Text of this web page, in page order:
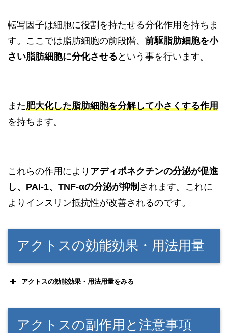
転写因子は細胞に役割を持たせる分化作用を持ちま
す。ここでは脂肪細胞の前段階、 前駆脂肪細胞を小
さい脂肪細胞に分化させる という事を行います。
また肥大化した脂肪細胞を分解して小さくする作用
を持ちます。
これらの作用により アディポネクチンの分泌が促進
し、PAI-1、TNF-αの分泌が抑制 されます。これに
よりインスリン抵抗性が改善されるのです。
アクトスの効能効果・用法用量
アクトスの効能効果・用法用量をみる
アクトスの副作用と注意事項